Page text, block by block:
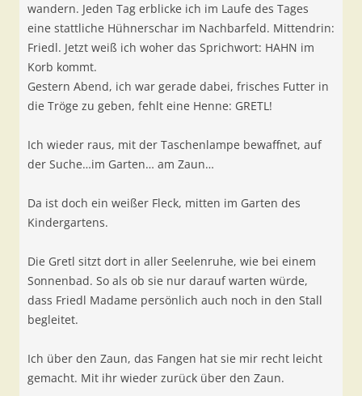
wandern. Jeden Tag erblicke ich im Laufe des Tages
eine stattliche Hühnerschar im Nachbarfeld. Mittendrin:
Friedl. Jetzt weiß ich woher das Sprichwort: HAHN im
Korb kommt.
Gestern Abend, ich war gerade dabei, frisches Futter in
die Tröge zu geben, fehlt eine Henne: GRETL!
Ich wieder raus, mit der Taschenlampe bewaffnet, auf
der Suche…im Garten… am Zaun…
Da ist doch ein weißer Fleck, mitten im Garten des
Kindergartens.
Die Gretl sitzt dort in aller Seelenruhe, wie bei einem
Sonnenbad. So als ob sie nur darauf warten würde,
dass Friedl Madame persönlich auch noch in den Stall
begleitet.
Ich über den Zaun, das Fangen hat sie mir recht leicht
gemacht. Mit ihr wieder zurück über den Zaun.